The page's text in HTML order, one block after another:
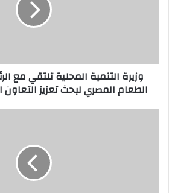
وزيرة التنمية المحلية تلتقي مع
الطعام المصري لبحث تعزيز التعاون